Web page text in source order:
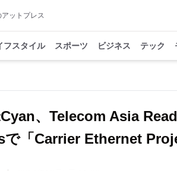
ットプレス
フスタイル スポーツ ビジネス テック
、Telecom Asia
で「Carrier Ethernet